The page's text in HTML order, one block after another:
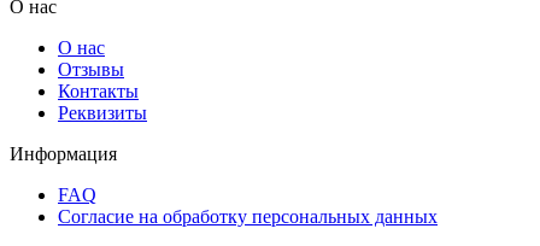
О нас
О нас
Отзывы
Контакты
Реквизиты
Информация
FAQ
Согласие на обработку персональных данных